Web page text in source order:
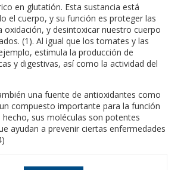
en glutatión. Esta sustancia está
el cuerpo, y su función es proteger las
oxidación, y desintoxicar nuestro cuerpo
(1). Al igual que los tomates y las
estimula la producción de
y digestivas, así como la actividad del
una fuente de antioxidantes como
compuesto importante para la función
hecho, sus moléculas son potentes
ayudan a prevenir ciertas enfermedades